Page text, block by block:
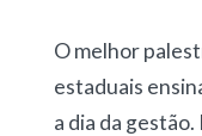
O melhor
estaduais
a dia da